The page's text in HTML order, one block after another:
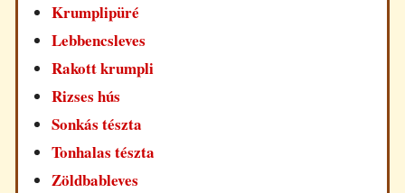
Krumplipüré
Lebbencsleves
Rakott krumpli
Rizses hús
Sonkás tészta
Tonhalas tészta
Zöldbableves